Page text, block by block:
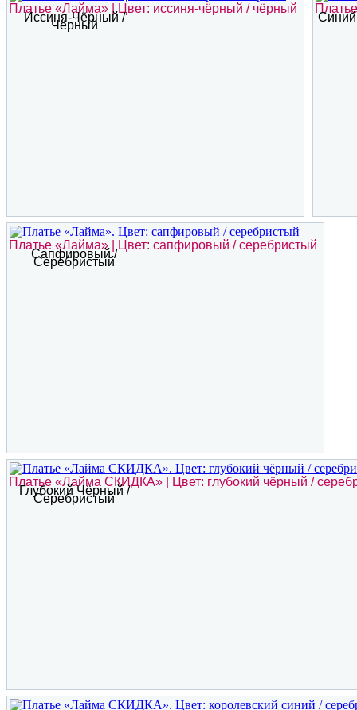
Платье «Лайма» | Цвет: иссиня-чёрный / чёрный
Иссиня-Чёрный /
Чёрный
Синий
Платье «Лайма» | Цвет: сапфировый / серебристый
Сапфировый /
Серебристый
Платье «Лайма СКИДКА» | Цвет: глубокий чёрный /
Глубокий Чёрный /
Серебристый